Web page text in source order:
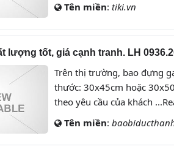
Tên miền: tiki.vn
lượng tốt, giá cạnh tranh. LH
Trên thị trường, bao đựng
thước: 30x45cm hoặc
theo yêu cầu của khách
Tên miền: